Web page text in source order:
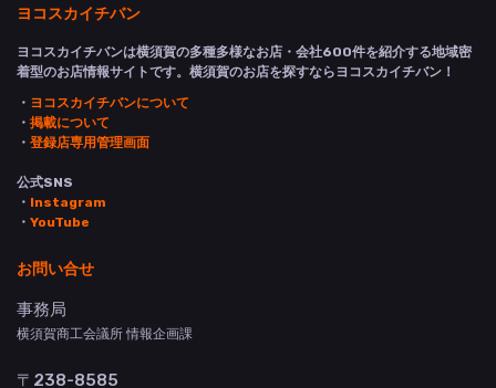
ヨコスカイチバン
ヨコスカイチバンは横須賀の多種多様なお店・会社600件を紹介する地域密
着型のお店情報サイトです。横須賀のお店を探すならヨコスカイチバン！
・ ヨコスカイチバンについて
・ 掲載について
・ 登録店専用管理画面
公式SNS
・ Instagram
・ YouTube
お問い合せ
事務局
横須賀商工会議所 情報企画課
〒238-8585